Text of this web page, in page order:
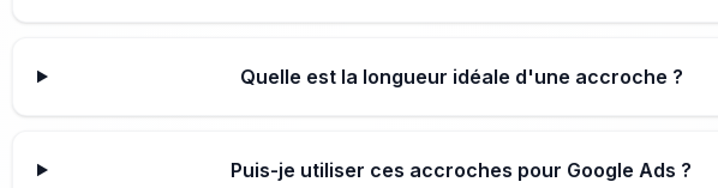
Quelle est la longueur idéale d'une accroche ?
Puis-je utiliser ces accroches pour Google Ads ?